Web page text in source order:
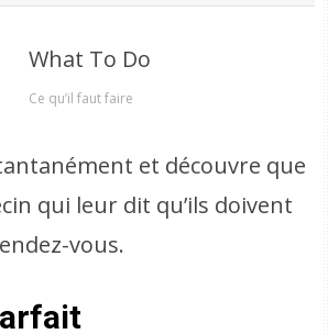
Ce qu’il faut faire
et découvre que
qui leur dit qu’ils doivent
vous.